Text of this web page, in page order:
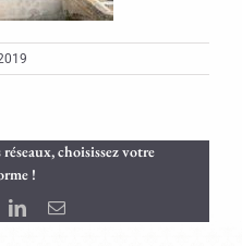
choisissez votre
!
LinkedInEmail